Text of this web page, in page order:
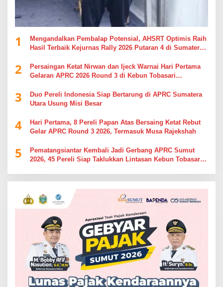
1
Mengandalkan Pembalap Potensial, AHSRT Optimis Raih
Hasil Terbaik Kejurnas Rally 2026 Putaran 4 di Sumatera
2
Persaingan Ketat Nirwan dan Ijeck Warnai Hari Pertama
Gelaran APRC 2026 Round 3 di Kebun Tobasari
3
Duo Pereli Indonesia Siap Bertarung di APRC Sumatera
Utara Usung Misi Besar
4
Hari Pertama, 8 Pereli Papan Atas Bersaing Ketat Rebut
Gelar APRC Round 3 2026, Termasuk Musa Rajekshah
5
Pematangsiantar Kembali Jadi Gerbang APRC Sumut
2026, 45 Pereli Siap Taklukkan Lintasan Kebun Tobasari